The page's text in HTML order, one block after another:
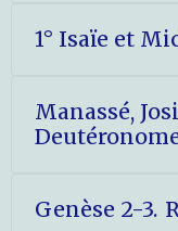
1° Isaïe et
Manassé,